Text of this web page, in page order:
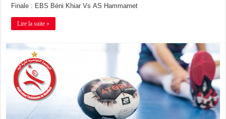
Finale : EBS Béni Khiar Vs AS Hammamet
Lire la suite »